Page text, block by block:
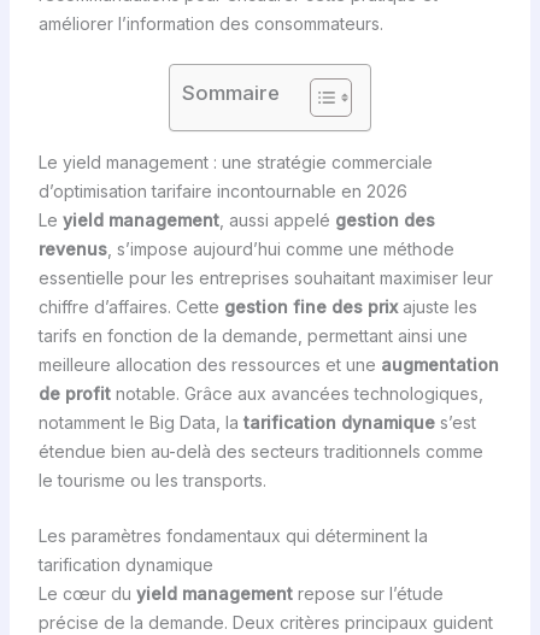
améliorer l’information des consommateurs.
Sommaire
Le yield management : une stratégie commerciale
d’optimisation tarifaire incontournable en 2026
Le yield management, aussi appelé gestion des
revenus, s’impose aujourd’hui comme une méthode
essentielle pour les entreprises souhaitant maximiser leur
chiffre d’affaires. Cette gestion fine des prixajuste les
tarifs en fonction de la demande, permettant ainsi une
meilleure allocation des ressources et une augmentation
de profitnotable. Grâce aux avancées technologiques,
notamment le Big Data, la tarification dynamiques’est
étendue bien au-delà des secteurs traditionnels comme
le tourisme ou les transports.
Les paramètres fondamentaux qui déterminent la
tarification dynamique
Le cœur du yield managementrepose sur l’étude
précise de la demande. Deux critères principaux guident